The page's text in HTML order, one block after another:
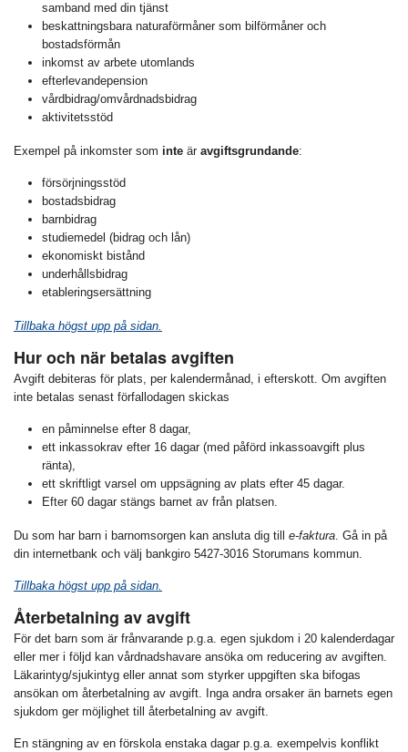
samband med din tjänst
beskattningsbara naturaförmåner som bilförmåner och
bostadsförmån
inkomst av arbete utomlands
efterlevandepension
vårdbidrag/omvårdnadsbidrag
aktivitetsstöd
Exempel på inkomster som inte är avgiftsgrundande:
försörjningsstöd
bostadsbidrag
barnbidrag
studiemedel (bidrag och lån)
ekonomiskt bistånd
underhållsbidrag
etableringsersättning
Tillbaka högst upp på sidan.
Hur och när betalas avgiften
Avgift debiteras för plats, per kalendermånad, i efterskott. Om avgiften
inte betalas senast förfallodagen skickas
en påminnelse efter 8 dagar,
ett inkassokrav efter 16 dagar (med påförd inkassoavgift plus
ränta),
ett skriftligt varsel om uppsägning av plats efter 45 dagar.
Efter 60 dagar stängs barnet av från platsen.
Du som har barn i barnomsorgen kan ansluta dig till e-faktura. Gå in på
din internetbank och välj bankgiro 5427-3016 Storumans kommun.
Tillbaka högst upp på sidan.
Återbetalning av avgift
För det barn som är frånvarande p.g.a. egen sjukdom i 20 kalenderdagar
eller mer i följd kan vårdnadshavare ansöka om reducering av avgiften.
Läkarintyg/sjukintyg eller annat som styrker uppgiften ska bifogas
ansökan om återbetalning av avgift. Inga andra orsaker än barnets egen
sjukdom ger möjlighet till återbetalning av avgift.
En stängning av en förskola enstaka dagar p.g.a. exempelvis konflikt